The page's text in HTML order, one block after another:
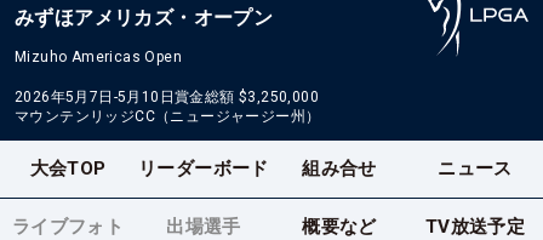
みずほアメリカズ・オープン
Mizuho Americas Open
2026年5月7日-5月10日賞金総額 $3,250,000
マウンテンリッジCC（ニュージャージー州）
大会TOP リーダーボード 組み合せ ニュース
ライブフォト 出場選手 概要など TV放送予定